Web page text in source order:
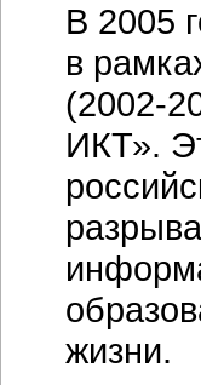
В 2005
в
(2002-
ИКТ».
жизни.